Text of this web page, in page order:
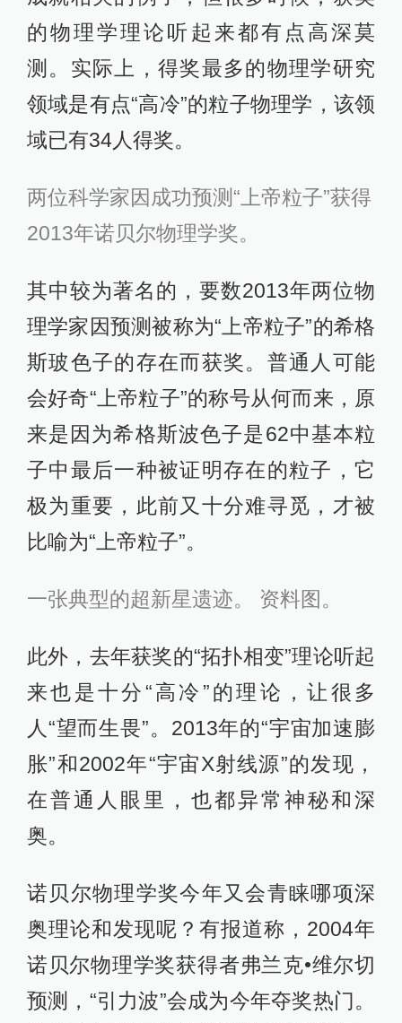
的物理学理论听起来都有点高深莫
测。实际上，得奖最多的物理学研究
领域是有点“高冷”的粒子物理学，该领
域已有34人得奖。
两位科学家因成功预测“上帝粒子”获得
2013年诺贝尔物理学奖。
其中较为著名的，要数2013年两位物
理学家因预测被称为“上帝粒子”的希格
斯玻色子的存在而获奖。普通人可能
会好奇“上帝粒子”的称号从何而来，原
来是因为希格斯波色子是62中基本粒
子中最后一种被证明存在的粒子，它
极为重要，此前又十分难寻觅，才被
比喻为“上帝粒子”。
一张典型的超新星遗迹。 资料图。
此外，去年获奖的“拓扑相变”理论听起
来也是十分“高冷”的理论，让很多
人“望而生畏”。2013年的“宇宙加速膨
胀”和2002年“宇宙X射线源”的发现，
在普通人眼里，也都异常神秘和深
奥。
诺贝尔物理学奖今年又会青睐哪项深
奥理论和发现呢？有报道称，2004年
诺贝尔物理学奖获得者弗兰克•维尔切
预测，“引力波”会成为今年夺奖热门。